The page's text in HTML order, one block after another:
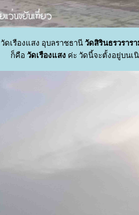
วัดเรืองแสง อุบลราชธานี วัดสิรินธรวราร
ก็คือ วัดเรืองแสง ค่ะ วัดนี้จะตั้งอยู่บนเ